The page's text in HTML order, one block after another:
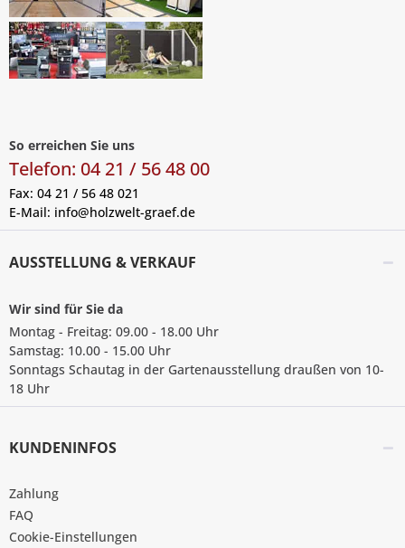
So erreichen Sie uns
Telefon: 04 21 / 56 48 00
Fax: 04 21 / 56 48 021
E-Mail: info@holzwelt-graef.de
AUSSTELLUNG & VERKAUF
Wir sind für Sie da
Montag - Freitag: 09.00 - 18.00 Uhr
Samstag: 10.00 - 15.00 Uhr
Sonntags Schautag in der Gartenausstellung draußen von 10-
18 Uhr
KUNDENINFOS
Zahlung
FAQ
Cookie-Einstellungen